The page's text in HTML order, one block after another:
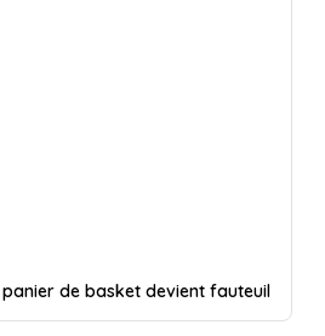
panier de basket devient fauteuil